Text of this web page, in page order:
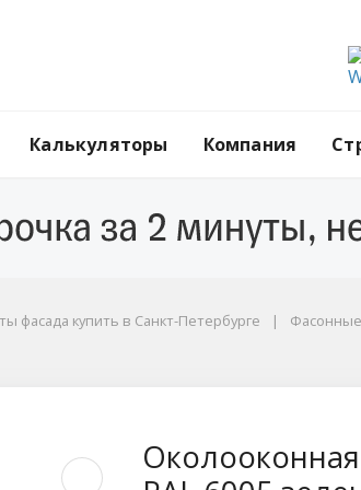
Калькуляторы Компания
фасада купить в Санкт-Петербурге